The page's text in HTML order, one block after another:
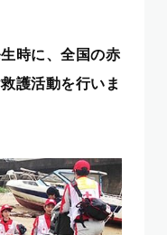
時に、全国の赤
護活動を行いま